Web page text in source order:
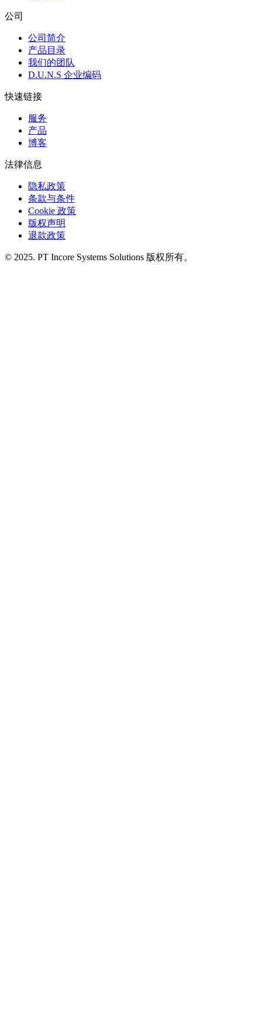
公司
公司简介
产品目录
我们的团队
D.U.N.S 企业编码
快速链接
服务
产品
博客
法律信息
隐私政策
条款与条件
Cookie 政策
版权声明
退款政策
© 2025. PT Incore Systems Solutions 版权所有。